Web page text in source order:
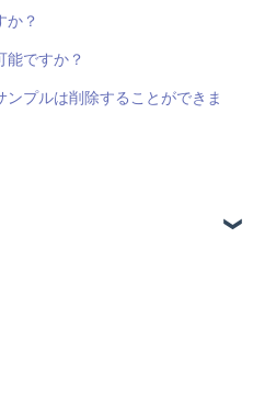
か？
能ですか？
プルは削除することができま